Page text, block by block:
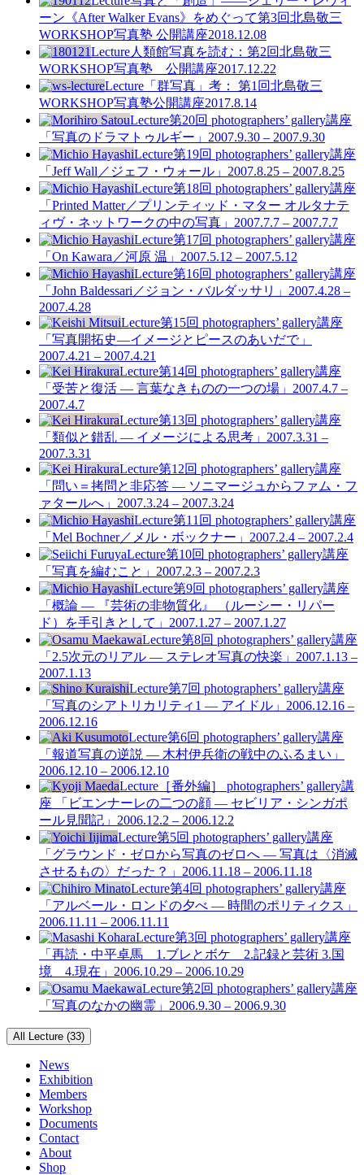
ーン《After Walker Evans》をめぐって第3回北島敬三
WORKSHOP写真塾 公開講座2018.12.08
Lecture人類館写真を読む： 第2回北島敬三
WORKSHOP写真塾 公開講座2017.12.22
Lecture 「群写真」考：
第1回北島敬三
WORKSHOP写真塾公開講座2017.8.14
Lecture第20回 photographers’ gallery講座
「写真のドラマトゥルギー」 2007.9.30 – 2007.9.30
Lecture第19回 photographers’ gallery講座
「Jeff Wall／ジェフ・ウォール」 2007.8.25 – 2007.8.25
Lecture第18回 photographers’ gallery講座
「Printed Matter／プリンティッド・マター オルタナテ
ィヴ・ネットワークの中の写真」 2007.7.7 – 2007.7.7
Lecture第17回 photographers’ gallery講座
「On Kawara／河原 温」 2007.5.12 – 2007.5.12
Lecture第16回 photographers’ gallery講座
「John Baldessari／ジョン・バルダッサリ」 2007.4.28 –
2007.4.28
Lecture第15回 photographers’ gallery講座
「写真開拓史—イメージとピースのあいだで」
2007.4.21 – 2007.4.21
Lecture第14回 photographers’ gallery講座
「受苦と復活 — 言葉なきものの一つの場」 2007.4.7 –
2007.4.7
Lecture第13回 photographers’ gallery講座
「類似と錯乱 — イメージによる思考」 2007.3.31 –
2007.3.31
Lecture第12回 photographers’ gallery講座
「問い＝拷問と非応答 — ソニマージュからファム・フ
ァタールへ」 2007.3.24 – 2007.3.24
Lecture第11回 photographers’ gallery講座
「Mel Bochner／メル・ボックナー」 2007.2.4 – 2007.2.4
Lecture第10回 photographers’ gallery講座
「写真を編むこと」 2007.2.3 – 2007.2.3
Lecture第9回 photographers’ gallery講座
「概論 — 『芸術の非物質化』 （ルーシー・リパー
ド）を手引きとして」 2007.1.27 – 2007.1.27
Lecture第8回 photographers’ gallery講座
「2.5次元のリアル — ステレオ写真の快楽」 2007.1.13 –
2007.1.13
Lecture第7回 photographers’ gallery講座
「写真のシアトリカリティ1 — アイドル」 2006.12.16 –
2006.12.16
Lecture第6回 photographers’ gallery講座
「報道写真の逆説 — 木村伊兵衛の戦中のふるまい」
2006.12.10 – 2006.12.10
Lecture ［番外編］ photographers’ gallery講
座 「ビエンナーレの二つの顔 — セビリア・シンガポ
ール見聞記」 2006.12.2 – 2006.12.2
Lecture第5回 photographers’ gallery講座
「グラウンド・ゼロから写真のゼロへ — 写真は〈消滅
させるもの〉だった？」 2006.11.18 – 2006.11.18
Lecture第4回 photographers’ gallery講座
「アルベール・ロンドの夕べ — 時間のポリティクス」
2006.11.11 – 2006.11.11
Lecture第3回 photographers’ gallery講座
「再読・中平卓馬 1.ブレとボケ 2.記録と芸術 3.国
境 4.現在」 2006.10.29 – 2006.10.29
Lecture第2回 photographers’ gallery講座
「写真のなかの幽霊」 2006.9.30 – 2006.9.30
All Lecture (33)
News
Exhibition
Members
Workshop
Documents
Contact
About
Shop